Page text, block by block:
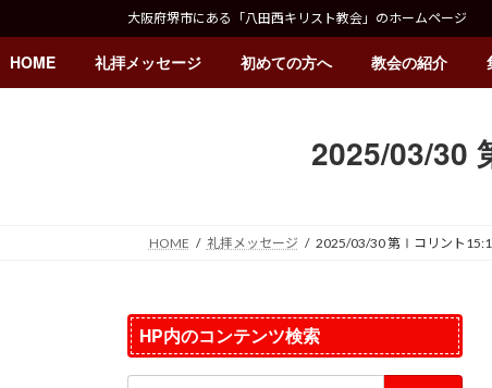
テ
ゲ
大阪府堺市にある「八田西キリスト教会」のホームページ
HOME 礼拝メッセージ 初めての方へ 教会の紹介
2025/03/30
HOME 礼拝メッセージ 2025/03/30 第Ⅰコリント
HP内のコンテンツ検索